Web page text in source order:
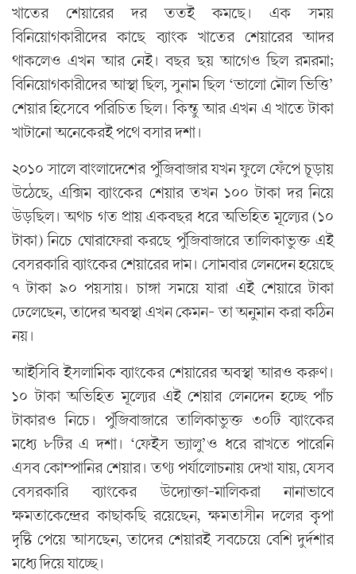
খাতের শেয়ারের দর ততই কমছে। এক সময়
বিনিয়োগকারীদের কাছে ব্যাংক খাতের শেয়ারের আদর
থাকলেও এখন আর নেই। বছর ছয় আগেও ছিল রমরমা;
বিনিয়োগকারীদের আস্থা ছিল, সুনাম ছিল ‘ভালো মৌল ভিত্তি’
শেয়ার হিসেবে পরিচিত ছিল। কিন্তু আর এখন এ খাতে টাকা
খাটানো অনেকেরই পথে বসার দশা।
২০১০ সালে বাংলাদেশের পুঁজিবাজার যখন ফুলে ফেঁপে চূড়ায়
উঠেছে, এক্সিম ব্যাংকের শেয়ার তখন ১০০ টাকা দর নিয়ে
উড়ছিল। অথচ গত প্রায় একবছর ধরে অভিহিত মূল্যের (১০
টাকা) নিচে ঘোরাফেরা করছে পুঁজিবাজারে তালিকাভুক্ত এই
বেসরকারি ব্যাংকের শেয়ারের দাম। সোমবার লেনদেন হয়েছে
৭ টাকা ৯০ পয়সায়। চাঙ্গা সময়ে যারা এই শেয়ারে টাকা
ঢেলেছেন, তাদের অবস্থা এখন কেমন- তা অনুমান করা কঠিন
নয়।
আইসিবি ইসলামিক ব্যাংকের শেয়ারের অবস্থা আরও করুণ।
১০ টাকা অভিহিত মূল্যের এই শেয়ার লেনদেন হচ্ছে পাঁচ
টাকারও নিচে। পুঁজিবাজারে তালিকাভুক্ত ৩০টি ব্যাংকের
মধ্যে ৮টির এ দশা। ‘ফেইস ভ্যালু’ও ধরে রাখতে পারেনি
এসব কোম্পানির শেয়ার। তথ্য পর্যালোচনায় দেখা যায়, যেসব
বেসরকারি ব্যাংকের উদ্যোক্তা-মালিকরা নানাভাবে
ক্ষমতাকেন্দ্রের কাছাকছি রয়েছেন, ক্ষমতাসীন দলের কৃপা
দৃষ্টি পেয়ে আসছেন, তাদের শেয়ারই সবচেয়ে বেশি দুর্দশার
মধ্যে দিয়ে যাচ্ছে।